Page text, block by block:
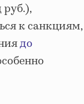
к санкциям,
до